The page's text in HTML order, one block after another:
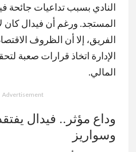
النادي بسبب تداعيات جائحة
المستجد. ورغم أن فيدال كان
الفريق، إلا أن الظروف
الإدارة اتخاذ قرارات صعبة
المالي.
Advertisement
وداع مؤثر.. فيدال
وسواريز